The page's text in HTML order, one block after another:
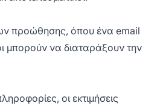
προώθησης, όπου ένα email
μπορούν να διαταράξουν την
οι εκτιμήσεις